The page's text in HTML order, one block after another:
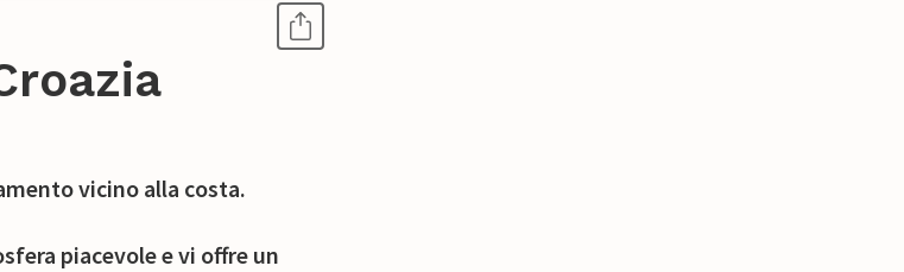
vicino alla costa.
piacevole e vi offre un